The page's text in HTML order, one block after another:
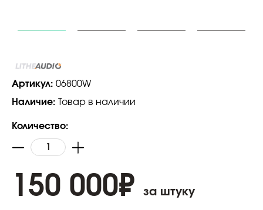
Артикул: 06800W
Наличие:
Товар в наличии
Количество:
150 000₽ за штуку